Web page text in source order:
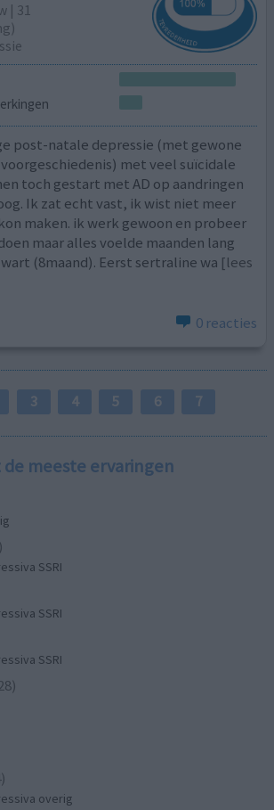
| 31
post-natale depressie (met gewone
met veel suïcidale
toch gestart met AD op aandringen
Ik zat echt vast, ik wist niet meer
maken. ik werk gewoon en probeer
maar alles voelde maanden lang
(8maand). Eerst sertraline wa [lees
0 reacties
3 4 5 6 7
meeste ervaringen
SSRI
SSRI
SSRI
overig